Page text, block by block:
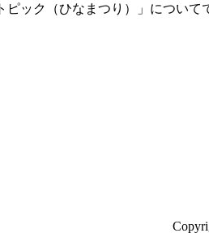
ック（ひなまつり）」について